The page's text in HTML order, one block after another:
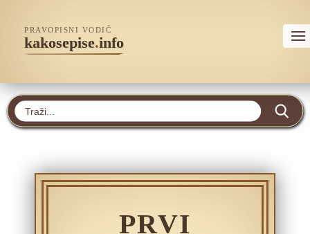
PRAVOPISNI VODIČ
kakosepise.info
PRVI